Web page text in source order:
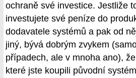
ochraně své investice. Jestliže
investujete své peníze do
dodavatele systémů a pak od
jiný, bývá dobrým zvykem
případech, ale v mnoha ano),
které jste koupili původní